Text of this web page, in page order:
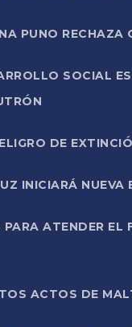
PUNO RECHAZA
SOCIAL
DE
INICIARÁ
ATENDER
ACTOS DE